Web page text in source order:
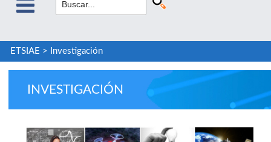
ETSIAE > Investigación
INVESTIGACIÓN